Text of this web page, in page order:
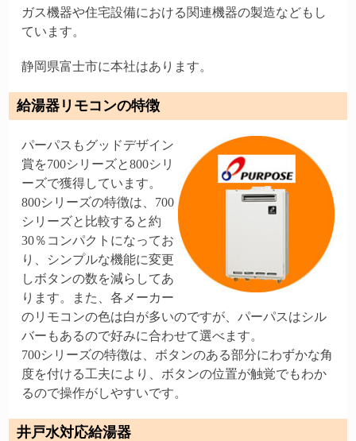
ガス機器や住宅設備における関連機器の製造などもし
ています。
静岡県富士市に本社はあります。
給湯器リモコンの特徴
パーパスもグッドデザイン
賞を700シリーズと800シリ
ーズで獲得しています。
800シリーズの特徴は、700
シリーズと比較すると約
30％コンパクトになってお
り、シンプルな機能に変更
しボタンの数を減らしてあ
ります。また、各メーカー
のリモコンの色は白が多いのですが、パーパスはシル
バーもあるので好みに合わせて選べます。
700シリーズの特徴は、ボタンのある部分にわずかな角
度を付ける工夫により、ボタンの位置が触覚でもわか
るので操作がしやすいです。
井戸水対応給湯器